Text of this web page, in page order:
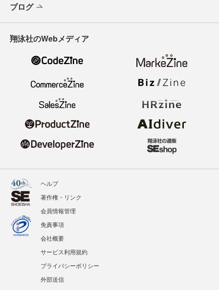
ブログ
翔泳社のWebメディア
ヘルプ
著作権・リンク
会員情報管理
免責事項
会社概要
サービス利用規約
プライバシーポリシー
外部送信